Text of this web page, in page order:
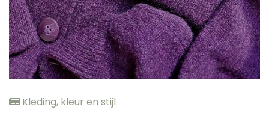
Kleding, kleur en stijl